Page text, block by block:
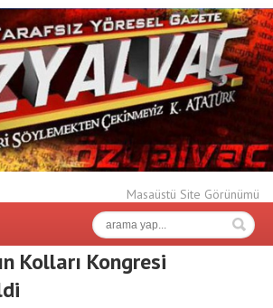
Masaüstü Site Görünümü
Kolları Kongresi